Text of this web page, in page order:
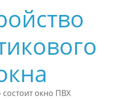
состоит окно ПВХ